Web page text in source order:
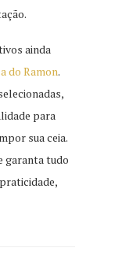
ainda
do Ramon.
para
sua ceia.
garanta tudo